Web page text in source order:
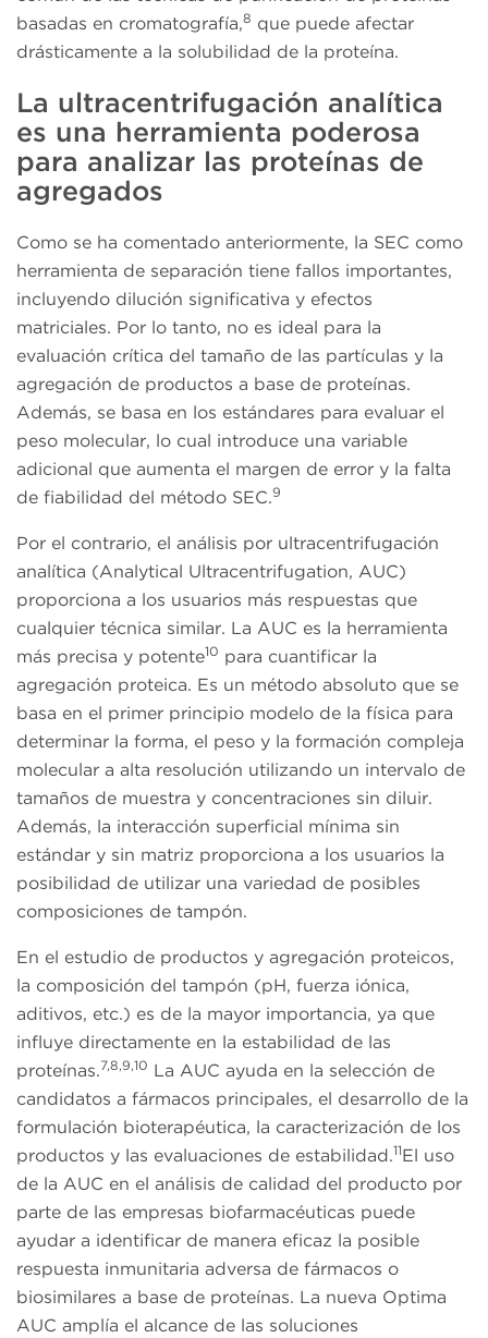
basadas en cromatografía,8 que puede afectar
drásticamente a la solubilidad de la proteína.
La ultracentrifugación analítica
es una herramienta poderosa
para analizar las proteínas de
agregados
Como se ha comentado anteriormente, la SEC como
herramienta de separación tiene fallos importantes,
incluyendo dilución significativa y efectos
matriciales. Por lo tanto, no es ideal para la
evaluación crítica del tamaño de las partículas y la
agregación de productos a base de proteínas.
Además, se basa en los estándares para evaluar el
peso molecular, lo cual introduce una variable
adicional que aumenta el margen de error y la falta
de fiabilidad del método SEC.9
Por el contrario, el análisis por ultracentrifugación
analítica (Analytical Ultracentrifugation, AUC)
proporciona a los usuarios más respuestas que
cualquier técnica similar. La AUC es la herramienta
más precisa y potente10 para cuantificar la
agregación proteica. Es un método absoluto que se
basa en el primer principio modelo de la física para
determinar la forma, el peso y la formación compleja
molecular a alta resolución utilizando un intervalo de
tamaños de muestra y concentraciones sin diluir.
Además, la interacción superficial mínima sin
estándar y sin matriz proporciona a los usuarios la
posibilidad de utilizar una variedad de posibles
composiciones de tampón.
En el estudio de productos y agregación proteicos,
la composición del tampón (pH, fuerza iónica,
aditivos, etc.) es de la mayor importancia, ya que
influye directamente en la estabilidad de las
proteínas.7,8,9,10 La AUC ayuda en la selección de
candidatos a fármacos principales, el desarrollo de la
formulación bioterapéutica, la caracterización de los
productos y las evaluaciones de estabilidad.11El uso
de la AUC en el análisis de calidad del producto por
parte de las empresas biofarmacéuticas puede
ayudar a identificar de manera eficaz la posible
respuesta inmunitaria adversa de fármacos o
biosimilares a base de proteínas. La nueva Optima
AUC amplía el alcance de las soluciones